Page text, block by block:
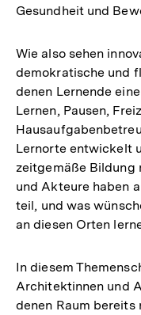
Gesundheit und
Wie also sehen
demokratische und
denen Lernende
Lernen, Pausen,
Lernorte entwickelt
zeitgemäße Bildung
und Akteure haben
teil, und was
an diesen Orten
In diesem
Architektinnen und
denen Raum